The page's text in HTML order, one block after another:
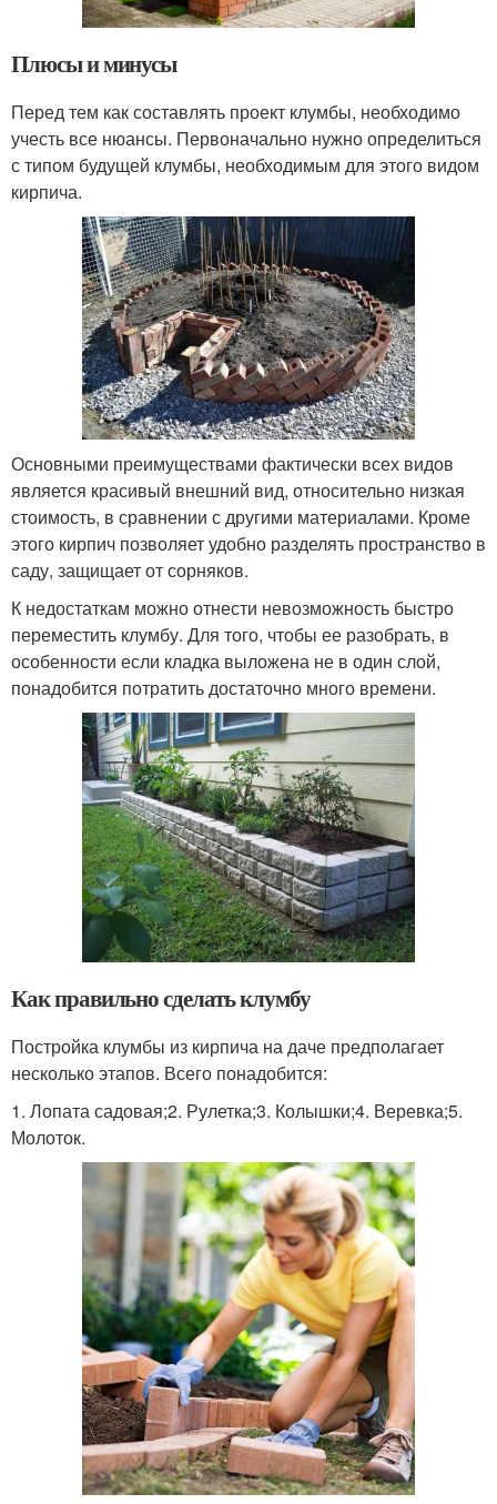
Плюсы и минусы
Перед тем как составлять проект клумбы, необходимо
учесть все нюансы. Первоначально нужно определиться
с типом будущей клумбы, необходимым для этого видом
кирпича.
Основными преимуществами фактически всех видов
является красивый внешний вид, относительно низкая
стоимость, в сравнении с другими материалами. Кроме
этого кирпич позволяет удобно разделять пространство в
саду, защищает от сорняков.
К недостаткам можно отнести невозможность быстро
переместить клумбу. Для того, чтобы ее разобрать, в
особенности если кладка выложена не в один слой,
понадобится потратить достаточно много времени.
Как правильно сделать клумбу
Постройка клумбы из кирпича на даче предполагает
несколько этапов. Всего понадобится:
1. Лопата садовая;2. Рулетка;3. Колышки;4. Веревка;5.
Молоток.